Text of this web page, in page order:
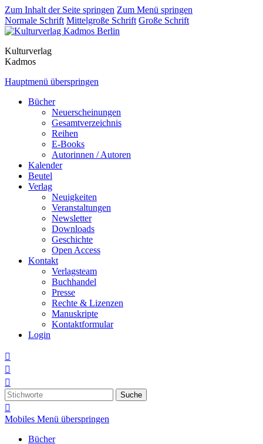
Zum Inhalt der Seite springen Zum Menü springen
Normale Schrift Mittelgroße Schrift Große Schrift
Kulturverlag
Kadmos
Hauptmenü überspringen
Bücher
Neuerscheinungen
Gesamtverzeichnis
Reihen
E-Books
Autorinnen / Autoren
Kalender
Beutel
Verlag
Neuigkeiten
Veranstaltungen
Newsletter
Downloads
Geschichte
Open Access
Kontakt
Verlagsteam
Buchhandel
Presse
Rechte & Lizenzen
Manuskripte
Kontaktformular
Login



Suche

Mobiles Menü überspringen
Bücher